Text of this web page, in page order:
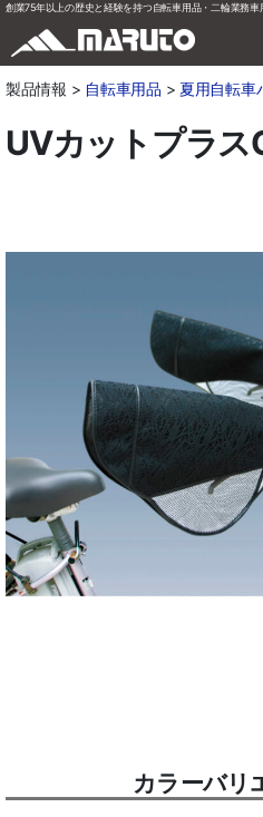
創業75年以上の歴史と経験を持つ自転車用品・二輪業務車
製品情報 > 自転車用品 > 夏用自転車
UVカットプラス
カラーバリ